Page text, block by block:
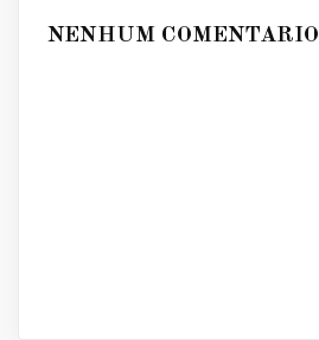
NENHUM COMENTÁRIO